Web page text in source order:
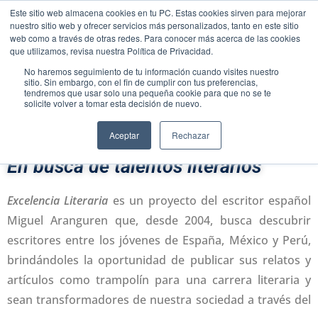
Este sitio web almacena cookies en tu PC. Estas cookies sirven para mejorar
nuestro sitio web y ofrecer servicios más personalizados, tanto en este sitio
web como a través de otras redes. Para conocer más acerca de las cookies
que utilizamos, revisa nuestra Política de Privacidad.
No haremos seguimiento de tu información cuando visites nuestro
sitio. Sin embargo, con el fin de cumplir con tus preferencias,
tendremos que usar solo una pequeña cookie para que no se te
solicite volver a tomar esta decisión de nuevo.
Aceptar Rechazar
Menú
Excelencia Literaria
En busca de talentos literarios
Excelencia Literaria es un proyecto del escritor español
Miguel Aranguren que, desde 2004, busca descubrir
escritores entre los jóvenes de España, México y Perú,
brindándoles la oportunidad de publicar sus relatos y
artículos como trampolín para una carrera literaria y
sean transformadores de nuestra sociedad a través del